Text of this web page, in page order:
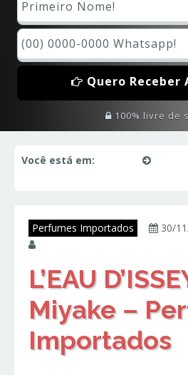
Quero Receber
100% livre de
Você está em:
Perfumes Importados
30/
L’EAU
Miyake –
Importados